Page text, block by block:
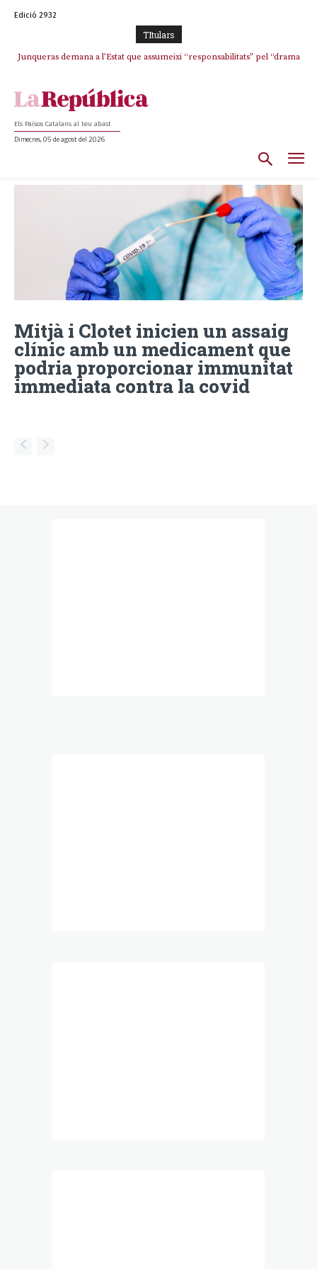
Edició 2932
TItulars
Junqueras demana a l’Estat que assumeixi “responsabilitats” pel “drama
Els Països Catalans al teu abast
Dimecres, 05 de agost del 2026
Mitjà i Clotet inicien un assaig
clínic amb un medicament que
podria proporcionar immunitat
immediata contra la covid